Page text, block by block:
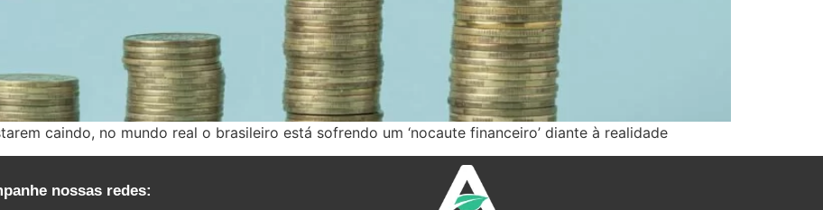
caindo, no mundo real o brasileiro está sofrendo um ‘nocaute financeiro’ diante à realidade
nossas redes: